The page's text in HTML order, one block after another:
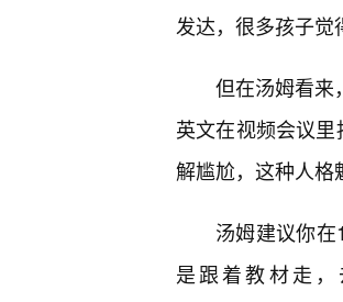
发达，很多孩子觉
但在汤姆看来
英文在视频会议
解尴尬，这种人格
汤姆建议你在
是跟着教材走